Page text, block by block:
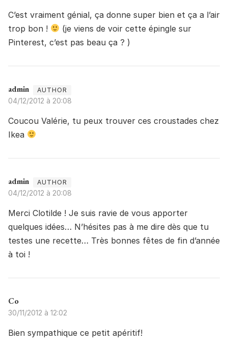
C’est vraiment génial, ça donne super bien et ça a l’air
trop bon !
(je viens de voir cette épingle sur
Pinterest, c’est pas beau ça ? )
admin
04/12/2012 à 20:08
Coucou Valérie, tu peux trouver ces croustades chez
Ikea
admin
04/12/2012 à 20:08
Merci Clotilde ! Je suis ravie de vous apporter
quelques idées… N’hésites pas à me dire dès que tu
testes une recette… Très bonnes fêtes de fin d’année
à toi !
Co
30/11/2012 à 12:02
Bien sympathique ce petit apéritif!